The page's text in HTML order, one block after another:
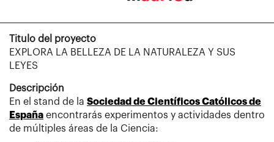
Titulo del proyecto
EXPLORA LA BELLEZA DE LA NATURALEZA Y SUS
LEYES
Descripción
En el stand de la Sociedad de Científicos Católicos de
España encontrarás experimentos y actividades dentro
de múltiples áreas de la Ciencia: